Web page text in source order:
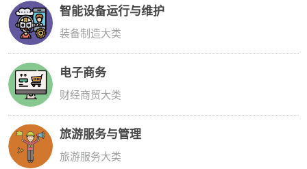
智能设备运行与维护
装备制造大类
电子商务
财经商贸大类
旅游服务与管理
旅游服务大类